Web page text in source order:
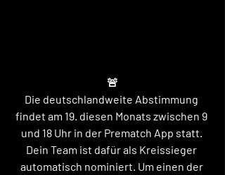
🚨
Die deutschlandweite Abstimmung
findet am 19. diesen Monats zwischen 9
und 18 Uhr in der Prematch App statt.
Dein Team ist dafür als Kreissieger
automatisch nominiert. Um einen der